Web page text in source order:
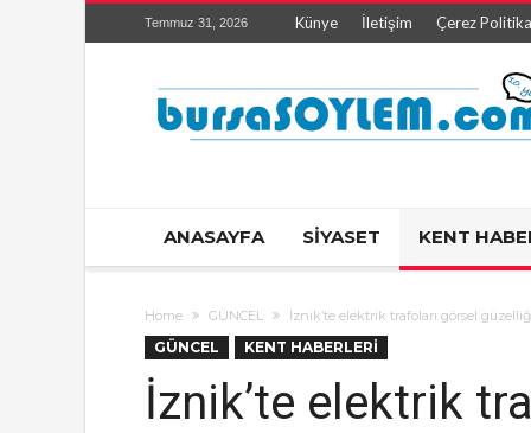
Temmuz 31, 2026 Künye İletişim Çerez
ANASAYFA SİYASET KENT
Home GÜNCEL İznik’te elektrik trafoları görsel
GÜNCEL KENT HABERLERİ
İznik’te elektrik